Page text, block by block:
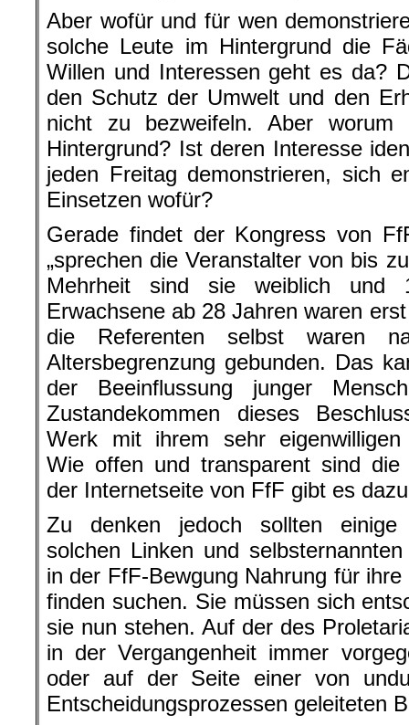
Aber wofür und für wen
solche Leute im Hintergrund die
Willen und Interessen geht es da?
den Schutz der Umwelt und den
nicht zu bezweifeln. Aber
Hintergrund? Ist deren Interesse
jeden Freitag demonstrieren, sich
Einsetzen wofür?
Gerade findet der Kongress von
„sprechen die Veranstalter von bis
Mehrheit sind sie weiblich
Erwachsene ab 28 Jahren waren
die Referenten selbst waren
Altersbegrenzung gebunden. Das
der Beeinflussung junger
Zustandekommen dieses
Werk mit ihrem sehr eigenwilligen
Wie offen und transparent sind die
der Internetseite von FfF gibt es
Zu denken jedoch sollten einige
solchen Linken und
in der FfF-Bewgung Nahrung für
finden suchen. Sie müssen sich
sie nun stehen. Auf der des
in der Vergangenheit immer
oder auf der Seite einer von
Entscheidungsprozessen geleiteten